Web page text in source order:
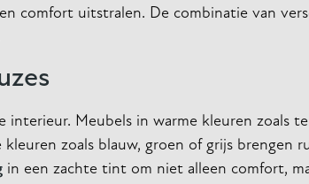
comfort uitstralen. De combinatie van
Meubels in warme kleuren zoals
zoals blauw, groen of grijs brengen
in een zachte tint om niet alleen comfort,